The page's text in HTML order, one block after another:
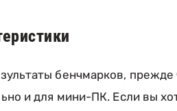
бенчмарков, прежде
и для мини-ПК. Если вы